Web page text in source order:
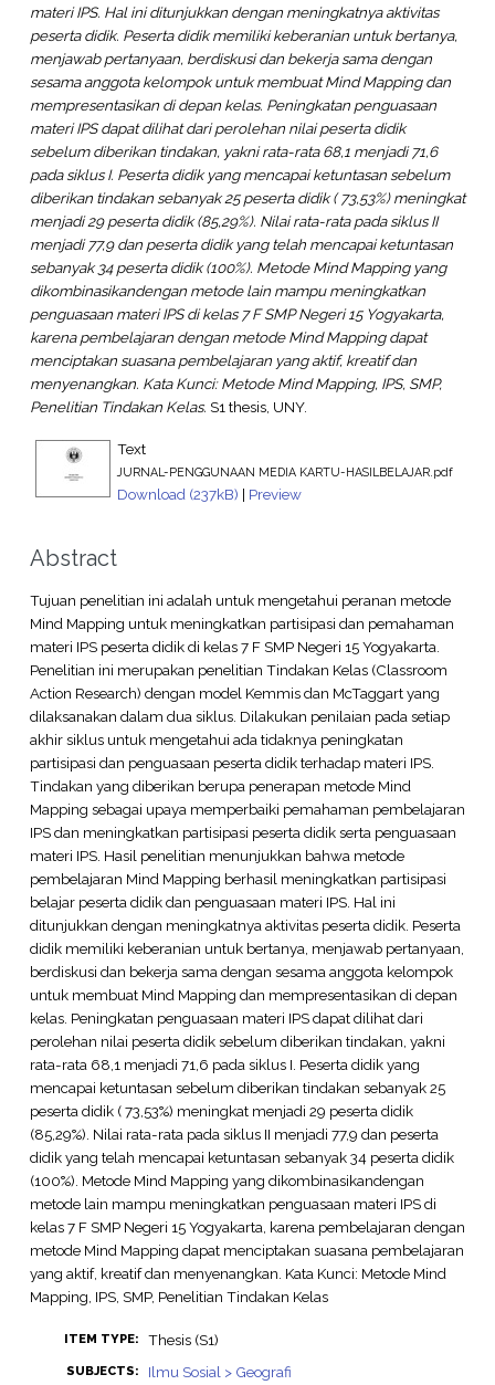
materi IPS. Hal ini ditunjukkan dengan meningkatnya aktivitas
peserta didik. Peserta didik memiliki keberanian untuk bertanya,
menjawab pertanyaan, berdiskusi dan bekerja sama dengan
sesama anggota kelompok untuk membuat Mind Mapping dan
mempresentasikan di depan kelas. Peningkatan penguasaan
materi IPS dapat dilihat dari perolehan nilai peserta didik
sebelum diberikan tindakan, yakni rata-rata 68,1 menjadi 71,6
pada siklus I. Peserta didik yang mencapai ketuntasan sebelum
diberikan tindakan sebanyak 25 peserta didik ( 73,53%) meningkat
menjadi 29 peserta didik (85,29%). Nilai rata-rata pada siklus II
menjadi 77,9 dan peserta didik yang telah mencapai ketuntasan
sebanyak 34 peserta didik (100%). Metode Mind Mapping yang
dikombinasikandengan metode lain mampu meningkatkan
penguasaan materi IPS di kelas 7 F SMP Negeri 15 Yogyakarta,
karena pembelajaran dengan metode Mind Mapping dapat
menciptakan suasana pembelajaran yang aktif, kreatif dan
menyenangkan. Kata Kunci: Metode Mind Mapping, IPS, SMP,
Penelitian Tindakan Kelas. S1 thesis, UNY.
Text
JURNAL-PENGGUNAAN MEDIA KARTU-HASILBELAJAR.pdf
Download (237kB) | Preview
Abstract
Tujuan penelitian ini adalah untuk mengetahui peranan metode
Mind Mapping untuk meningkatkan partisipasi dan pemahaman
materi IPS peserta didik di kelas 7 F SMP Negeri 15 Yogyakarta.
Penelitian ini merupakan penelitian Tindakan Kelas (Classroom
Action Research) dengan model Kemmis dan McTaggart yang
dilaksanakan dalam dua siklus. Dilakukan penilaian pada setiap
akhir siklus untuk mengetahui ada tidaknya peningkatan
partisipasi dan penguasaan peserta didik terhadap materi IPS.
Tindakan yang diberikan berupa penerapan metode Mind
Mapping sebagai upaya memperbaiki pemahaman pembelajaran
IPS dan meningkatkan partisipasi peserta didik serta penguasaan
materi IPS. Hasil penelitian menunjukkan bahwa metode
pembelajaran Mind Mapping berhasil meningkatkan partisipasi
belajar peserta didik dan penguasaan materi IPS. Hal ini
ditunjukkan dengan meningkatnya aktivitas peserta didik. Peserta
didik memiliki keberanian untuk bertanya, menjawab pertanyaan,
berdiskusi dan bekerja sama dengan sesama anggota kelompok
untuk membuat Mind Mapping dan mempresentasikan di depan
kelas. Peningkatan penguasaan materi IPS dapat dilihat dari
perolehan nilai peserta didik sebelum diberikan tindakan, yakni
rata-rata 68,1 menjadi 71,6 pada siklus I. Peserta didik yang
mencapai ketuntasan sebelum diberikan tindakan sebanyak 25
peserta didik ( 73,53%) meningkat menjadi 29 peserta didik
(85,29%). Nilai rata-rata pada siklus II menjadi 77,9 dan peserta
didik yang telah mencapai ketuntasan sebanyak 34 peserta didik
(100%). Metode Mind Mapping yang dikombinasikandengan
metode lain mampu meningkatkan penguasaan materi IPS di
kelas 7 F SMP Negeri 15 Yogyakarta, karena pembelajaran dengan
metode Mind Mapping dapat menciptakan suasana pembelajaran
yang aktif, kreatif dan menyenangkan. Kata Kunci: Metode Mind
Mapping, IPS, SMP, Penelitian Tindakan Kelas
ITEM TYPE: Thesis (S1)
SUBJECTS: Ilmu Sosial > Geografi